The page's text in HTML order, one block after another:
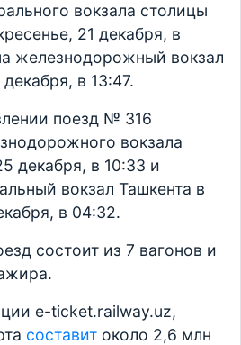
вокзала столицы
21 декабря, в
железнодорожный вокзал
в 13:47.
поезд № 316
вокзала
декабря, в 10:33 и
вокзал Ташкента в
в 04:32.
состоит из 7 вагонов и
e-ticket.railway.uz,
составит около 2,6 млн